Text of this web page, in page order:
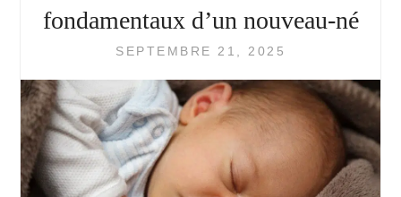
fondamentaux d’un nouveau-né
SEPTEMBRE 21, 2025